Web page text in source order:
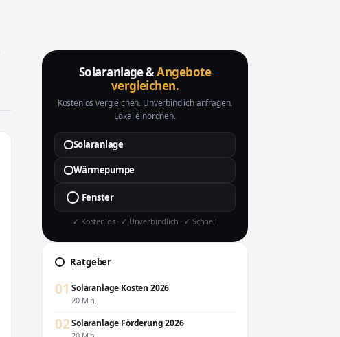
Solaranlage &Angebote
vergleichen.
Kostenlos vergleichen. Unverbindlich anfragen.
Lokal einordnen.
Solaranlage
Wärmepumpe
Fenster
✓ Kostenlos · ✓ Unverbindlich · ✓ Schnell
Ratgeber
01 Solaranlage Kosten 2026
20 Min.
02Solaranlage Förderung 2026